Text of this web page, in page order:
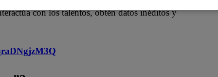
con los talentos, obtén datos inéditos y